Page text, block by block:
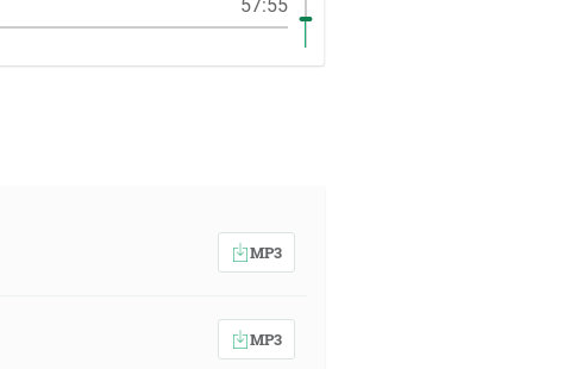
57:55
MP3
MP3